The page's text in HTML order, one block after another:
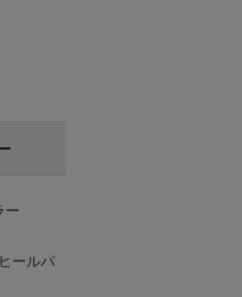
ー
ールパ